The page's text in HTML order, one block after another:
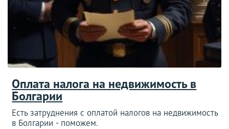
Оплата налога на недвижимость в
Болгарии
Есть затруднения с оплатой налогов на недвижимость
в Болгарии - поможем.